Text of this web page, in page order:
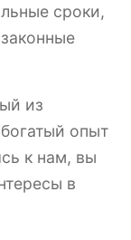
сроки,
из
опыт
к нам, вы
в